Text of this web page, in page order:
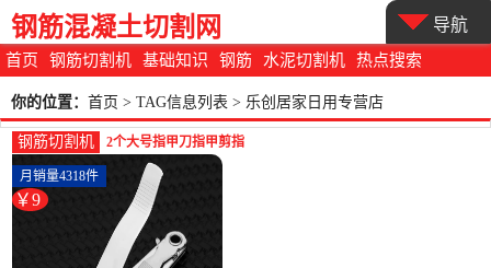
首页 钢筋切割机 基础知识 钢筋 水泥切割机 热点搜索
钢筋混凝土切割网 导航
你的位置： 首页 > TAG信息列表 > 乐创居家日用专营店
钢筋切割机
2个大号指甲刀指甲剪指
甲钳成人家用碳钢修甲
美甲工具-钢筋切割工具
(乐创居家日用专营店仅
售8.8元)
￥9
月销量4318件